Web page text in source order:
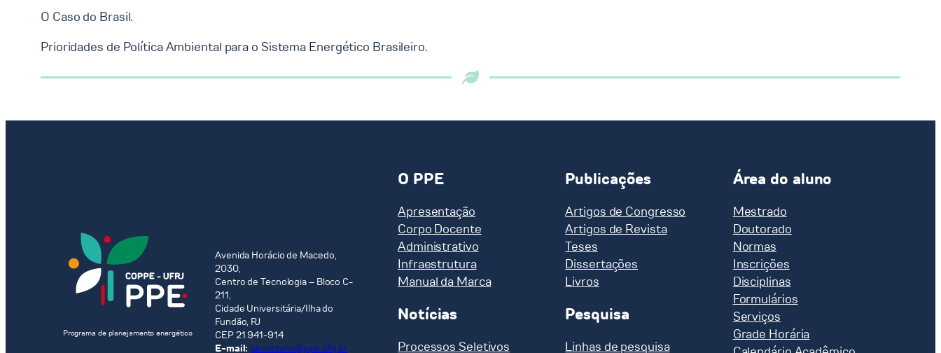
O Caso do Brasil.
Prioridades de Política Ambiental para o Sistema Energético Brasileiro.
Programa de planejamento energético
Avenida Horácio de Macedo,
2030,
Centro de Tecnologia – Bloco C-
211,
Cidade Universitária/Ilha do
Fundão, RJ
CEP 21.941-914
E-mail:secretaria@ppe.ufrj.br
O PPE
Apresentação
Corpo Docente
Administrativo
Infraestrutura
Manual da Marca
Notícias
Processos Seletivos
Publicações
Artigos de Congresso
Artigos de Revista
Teses
Dissertações
Livros
Pesquisa
Linhas de pesquisa
Área do aluno
Mestrado
Doutorado
Normas
Inscrições
Disciplinas
Formulários
Serviços
Grade Horária